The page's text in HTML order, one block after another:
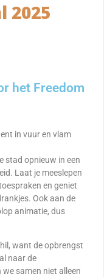
2025
het Freedom
in vuur en vlam
stad opnieuw in een
Laat je meeslepen
en geniet
Ook aan de
animatie, dus
want de opbrengst
naar de
samen niet alleen